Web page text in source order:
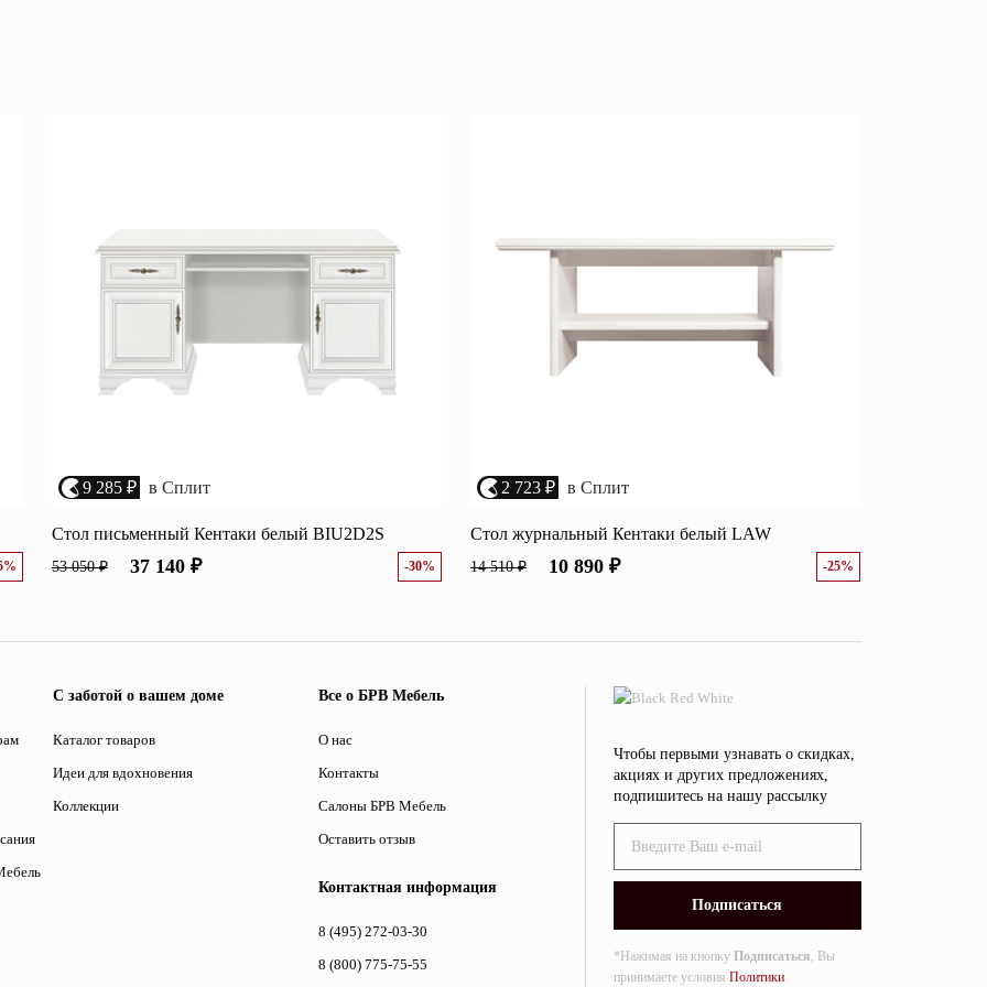
Трехстворчатые
шкафы
Прикроватные тумбы
9 285 ₽ в Сплит
Стол письменный Кентаки белый BIU2D2S
53 050 ₽ 37 140 ₽ -30%
2 723 ₽ в Сплит
Стол журнальный Кентаки белый LAW
14 510 ₽ 10 890 ₽ -25%
С заботой о вашем доме
Каталог товаров
Идеи для вдохновения
Коллекции
Все о БРВ Мебель
О нас
Контакты
Салоны БРВ Мебель
Оставить отзыв
Контактная информация
8 (495) 272-03-30
8 (800) 775-75-55
Чтобы первыми узнавать о скидках,
акциях и других предложениях,
подпишитесь на нашу рассылку
*Нажимая на кнопку Подписаться, Вы
принимаете условия Политики